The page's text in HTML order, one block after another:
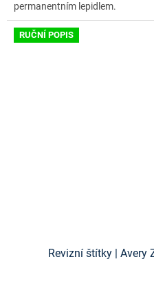
permanentním lepidlem.
RUČNÍ POPIS
Revizní štítky | Avery